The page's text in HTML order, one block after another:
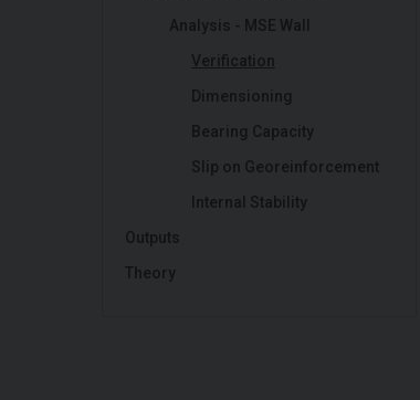
Analysis - MSE Wall
Verification
Dimensioning
Bearing Capacity
Slip on Georeinforcement
Internal Stability
Outputs
Theory